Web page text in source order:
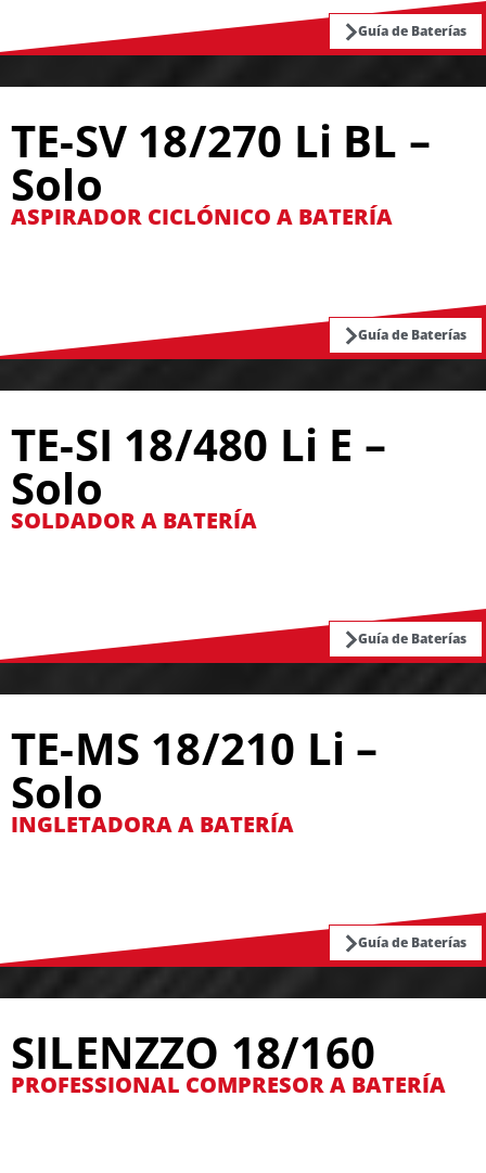
Guía de Baterías
TE-SV 18/270 Li BL –
Solo
ASPIRADOR CICLÓNICO A BATERÍA
Guía de Baterías
TE-SI 18/480 Li E –
Solo
SOLDADOR A BATERÍA
Guía de Baterías
TE-MS 18/210 Li –
Solo
INGLETADORA A BATERÍA
Guía de Baterías
SILENZZO 18/160
PROFESSIONAL COMPRESOR A BATERÍA